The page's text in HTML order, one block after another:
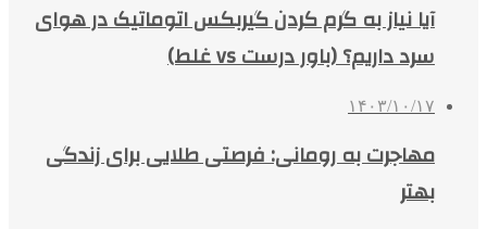
آیا نیاز به گرم کردن گیربکس اتوماتیک در هوای
سرد داریم؟ (باور درست vs غلط)
۱۴۰۳/۱۰/۱۷
مهاجرت به رومانی: فرصتی طلایی برای زندگی
بهتر